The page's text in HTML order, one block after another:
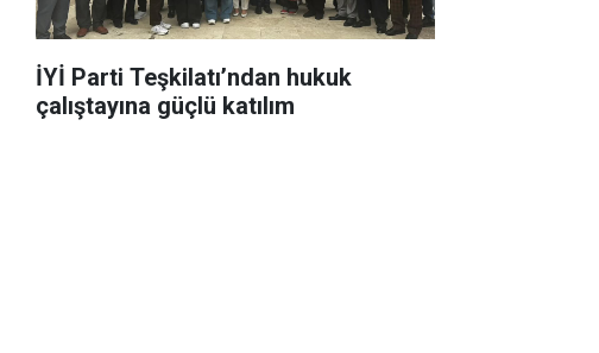
İYİ Parti Teşkilatı’ndan hukuk
çalıştayına güçlü katılım